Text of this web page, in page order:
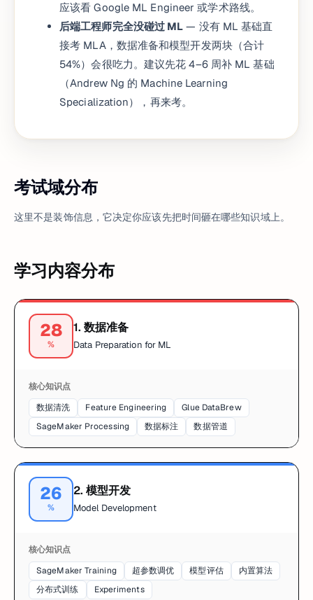
应该看 Google ML Engineer 或学术路线。
后端工程师完全没碰过 ML — 没有 ML 基础直
接考 MLA，数据准备和模型开发两块（合计
54%）会很吃力。建议先花 4–6 周补 ML 基础
（Andrew Ng 的 Machine Learning
Specialization），再来考。
考试域分布
这里不是装饰信息，它决定你应该先把时间砸在哪些知识域上。
学习内容分布
28
%
1. 数据准备
Data Preparation for ML
核心知识点
数据清洗
Feature Engineering
Glue DataBrew
SageMaker Processing
数据标注 数据管道
26
%
2. 模型开发
Model Development
核心知识点
SageMaker Training
超参数调优 模型评估
内置算法
分布式训练
Experiments